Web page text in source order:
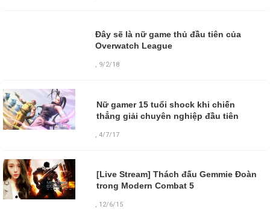
Đây sẽ là nữ game thủ đầu tiên của
Overwatch League
, 9/2/18
Nữ gamer 15 tuổi shock khi chiến
thẳng giải chuyên nghiệp đầu tiên
,4/7/17
[Live Stream] Thách đấu Gemmie Đoàn
trong Modern Combat 5
, 12/6/15